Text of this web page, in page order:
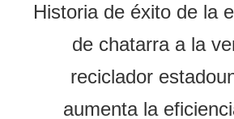
Historia de éxito de la
de chatarra a la
reciclador
aumenta la